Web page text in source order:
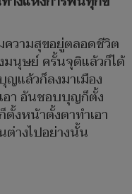
วามสุขอยู่ตลอดชีวิต
มนุษย์ ครั้นจุติแล้วก็ได้
แล้วก็ลงมาเมือง
อา อันชอบบุญก็ตั้ง
งหน้าตั้งตาทำเอา
างไปอย่างนั้น